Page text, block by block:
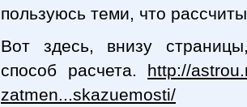
пользуюсь теми, что
Вот здесь, внизу
способ расчета. http://
zatmen...skazuemosti/